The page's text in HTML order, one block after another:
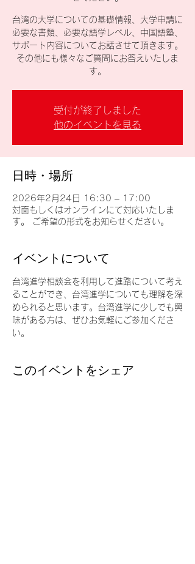
台湾の大学についての基礎情報、大学申請に
必要な書類、必要な語学レベル、中国語塾、
サポート内容についてお話させて頂きます。
その他にも様々なご質問にお答えいたしま
す。
受付が終了しました
他のイベントを見る
日時・場所
2026年2月24日 16:30 – 17:00
対面もしくはオンラインにて対応いたしま
す。 ご希望の形式をお知らせください。
イベントについて
台湾進学相談会を利用して進路について考え
ることができ、台湾進学についても理解を深
められると思います。台湾進学に少しでも興
味がある方は、ぜひお気軽にご参加くださ
い。
このイベントをシェア